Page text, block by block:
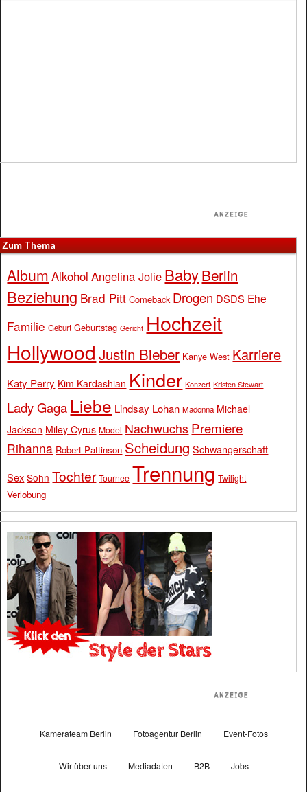
Zum Thema
Album Alkohol Angelina Jolie BabyBerlin
Beziehung Brad Pitt Comeback Drogen DSDS Ehe
Familie Geburt Geburtstag Gericht Hochzeit
Hollywood Justin Bieber Kanye West Karriere
Katy Perry Kim Kardashian Kinder Konzert Kristen Stewart
Lady Gaga Liebe Lindsay Lohan Madonna Michael
Jackson Miley Cyrus Model Nachwuchs Premiere
Rihanna Robert Pattinson Scheidung Schwangerschaft
Sex Sohn Tochter Tournee Trennung Twilight
Verlobung
Kamerateam Berlin Fotoagentur Berlin Event-Fotos
Wir über uns Mediadaten B2B Jobs